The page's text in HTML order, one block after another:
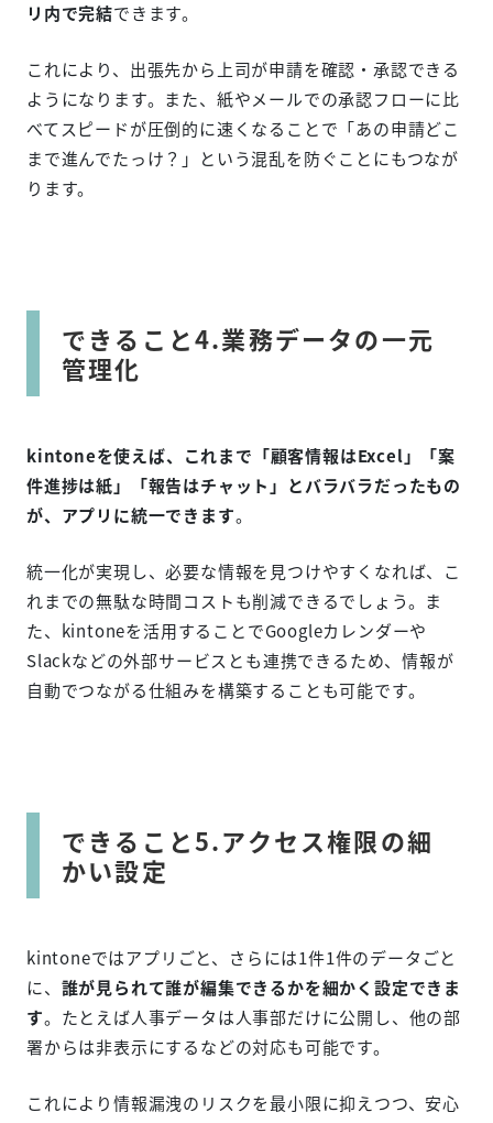
リ内で完結できます。
これにより、出張先から上司が申請を確認・承認できる
ようになります。また、紙やメールでの承認フローに比
べてスピードが圧倒的に速くなることで「あの申請どこ
まで進んでたっけ？」という混乱を防ぐことにもつなが
ります。
できること4.業務データの一元
管理化
kintoneを使えば、これまで「顧客情報はExcel」「案
件進捗は紙」「報告はチャット」とバラバラだったもの
が、アプリに統一できます。
統一化が実現し、必要な情報を見つけやすくなれば、こ
れまでの無駄な時間コストも削減できるでしょう。ま
た、kintoneを活用することでGoogleカレンダーや
Slackなどの外部サービスとも連携できるため、情報が
自動でつながる仕組みを構築することも可能です。
できること5.アクセス権限の細
かい設定
kintoneではアプリごと、さらには1件1件のデータごと
に、 誰が見られて誰が編集できるかを細かく設定できま
す。たとえば人事データは人事部だけに公開し、他の部
署からは非表示にするなどの対応も可能です。
これにより情報漏洩のリスクを最小限に抑えつつ、安心